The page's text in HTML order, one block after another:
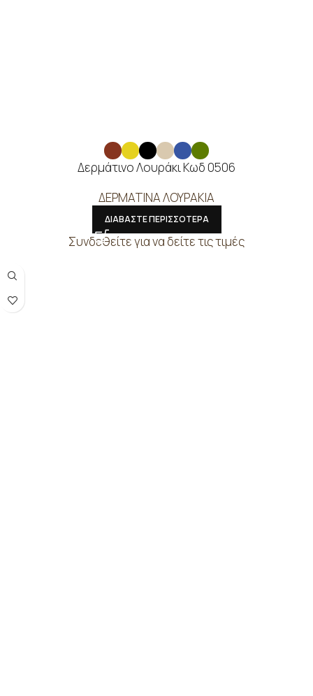
Δερμάτινο Λουράκι Κωδ 0506
ΔΕΡΜΑΤΙΝΑ ΛΟΥΡΑΚΙΑ
ΔΙΑΒΑΣΤΕ ΠΕΡΙΣΣΟΤΕΡΑ
Συνδεθείτε για να δείτε τις τιμές